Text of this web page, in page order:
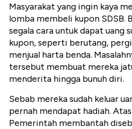
Masyarakat yang ingin kaya
lomba membeli kupon SDSB.
segala cara untuk dapat uang
kupon, seperti berutang,
menjual harta benda.
tersebut membuat mereka
menderita hingga bunuh diri.
Sebab mereka sudah keluar
pernah mendapat hadiah.
Pemerintah membantah